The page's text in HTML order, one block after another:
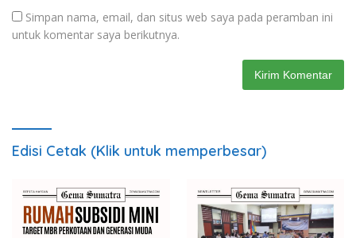
Simpan nama, email, dan situs web saya pada peramban ini
untuk komentar saya berikutnya.
Edisi Cetak (Klik untuk memperbesar)